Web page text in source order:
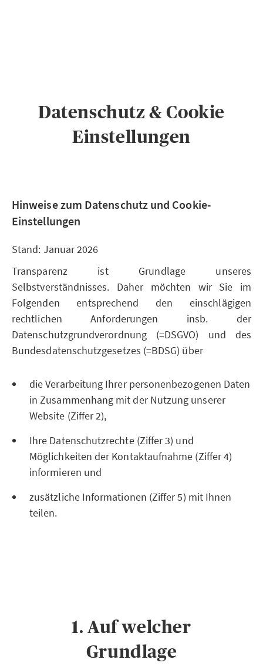
Datenschutz & Cookie
Einstellungen
Hinweise zum Datenschutz und Cookie-
Einstellungen
Stand: Januar 2026
Transparenz ist Grundlage unseres
Selbstverständnisses. Daher möchten wir Sie im
Folgenden entsprechend den einschlägigen
rechtlichen Anforderungen insb. der
Datenschutzgrundverordnung (=DSGVO) und des
Bundesdatenschutzgesetzes (=BDSG) über
die Verarbeitung Ihrer personenbezogenen Daten
in Zusammenhang mit der Nutzung unserer
Website (Ziffer 2),
Ihre Datenschutzrechte (Ziffer 3) und
Möglichkeiten der Kontaktaufnahme (Ziffer 4)
informieren und
zusätzliche Informationen (Ziffer 5) mit Ihnen
teilen.
1. Auf welcher
Grundlage